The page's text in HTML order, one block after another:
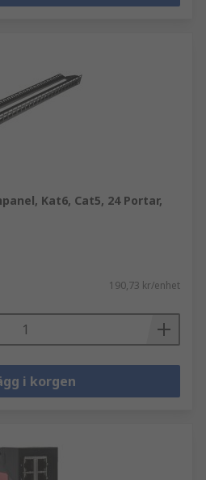
Kat6, Cat5, 24 Portar,
190,73 kr/enhet
i korgen